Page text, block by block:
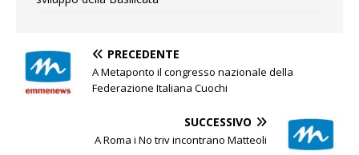
PRECEDENTE
A Metaponto il congresso nazionale della
Federazione Italiana Cuochi
SUCCESSIVO
A Roma i No triv incontrano Matteoli